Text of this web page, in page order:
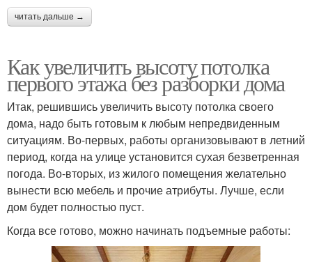
читать дальше →
Как увеличить высоту потолка
первого этажа без разборки дома
Итак, решившись увеличить высоту потолка своего
дома, надо быть готовым к любым непредвиденным
ситуациям. Во-первых, работы организовывают в летний
период, когда на улице установится сухая безветренная
погода. Во-вторых, из жилого помещения желательно
вынести всю мебель и прочие атрибуты. Лучше, если
дом будет полностью пуст.
Когда все готово, можно начинать подъемные работы: